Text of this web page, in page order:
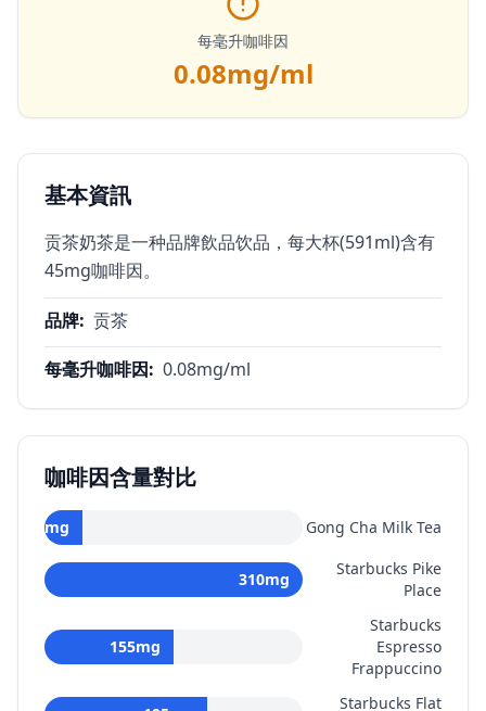
每毫升咖啡因
0.08mg/ml
基本資訊
贡茶奶茶是一种品牌飲品饮品，每大杯(591ml)含有
45mg咖啡因。
品牌: 贡茶
每毫升咖啡因: 0.08mg/ml
咖啡因含量對比
mg Gong Cha Milk Tea
310mg
Starbucks Pike
Place
155mg
Starbucks
Espresso
Frappuccino
Starbucks Flat